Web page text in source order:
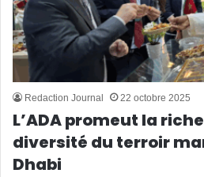
Redaction Journal 22 octobre 2025
L’ADA promeut la
diversité du terroir
Dhabi